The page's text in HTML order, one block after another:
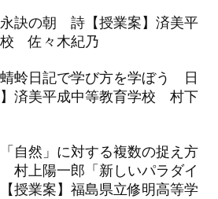
の朝 詩【授業案】済美平
校 佐々木紀乃
日記で学び方を学ぼう 日
済美平成中等教育学校 村下
然」に対する複数の捉え方
村上陽一郎「新しいパラダイ
授業案】福島県立修明高等学